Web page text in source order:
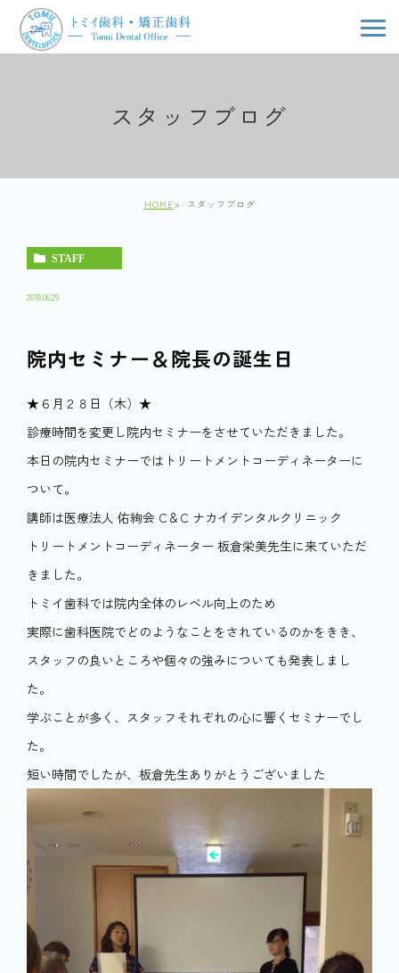
スタッフブログ
HOME スタッフブログ
STAFF
2018.06.29
院内セミナー＆院長の誕生日
★６月２８日（木）★
診療時間を変更し院内セミナーをさせていただきました。
本日の院内セミナーではトリートメントコーディネーターに
ついて。
講師は医療法人 佑絢会 C＆C ナカイデンタルクリニック
トリートメントコーディネーター 板倉栄美先生に来ていただ
きました。
トミイ歯科では院内全体のレベル向上のため
実際に歯科医院でどのようなことをされているのかをきき、
スタッフの良いところや個々の強みについても発表しまし
た。
学ぶことが多く、スタッフそれぞれの心に響くセミナーでし
た。
短い時間でしたが、板倉先生ありがとうございました